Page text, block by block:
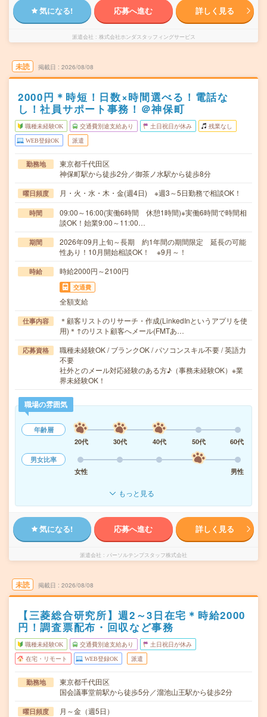
気になる! 応募へ進む 詳しく見る
派遣会社 株式会社ホンダスタッフィングサービス
未読 掲載日 2026/08/08
2000円＊時短！日数×時間選べる！電話な
し！社員サポート事務！＠神保町
職種未経験OK 交通費別途支給あり 土日祝日が休み 残業なし
WEB登録OK 派遣
勤務地
東京都千代田区
神保町駅から徒歩2分／御茶ノ水駅から徒歩8分
曜日頻度 月・火・水・木・金(週4日) ※週3～5日勤務で相談OK！
時間
09:00～16:00(実働6時間 休憩1時間)※実働6時間で時間相
談OK！始業9:00～11:00…
期間
2026年09月上旬～長期 約1年間の期間限定 延長の可能
性あり！10月開始相談OK！ ※9月～！
時給 時給2000円～2100円
交通費
全額支給
仕事内容
＊顧客リストのリサーチ・作成(LinkedInというアプリを使
用)＊↑のリスト顧客へメール(FMTあ…
応募資格
職種未経験OK / ブランクOK / パソコンスキル不要 / 英語力
不要
社外とのメール対応経験のある方♪（事務未経験OK）※業
界未経験OK！
職場の雰囲気
年齢層
20代
30代 40代 50代
60代
男女比率
女性
男性
もっと見る
気になる! 応募へ進む 詳しく見る
派遣会社 パーソルテンプスタッフ株式会社
未読 掲載日 2026/08/08
【三菱総合研究所】週2～3日在宅＊時給2000
円！調査票配布・回収など事務
職種未経験OK 交通費別途支給あり 土日祝日が休み
在宅・リモート WEB登録OK 派遣
勤務地
東京都千代田区
国会議事堂前駅から徒歩5分／溜池山王駅から徒歩2分
曜日頻度 月～金（週5日）